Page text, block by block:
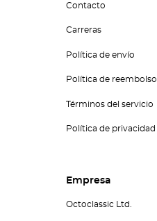
Contacto
Carreras
Política de envío
Política de reembolso
Términos del servicio
Política de privacidad
Empresa
Octoclassic Ltd.